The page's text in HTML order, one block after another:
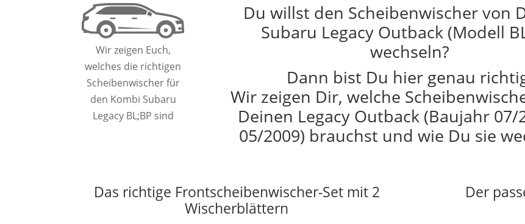
Wir zeigen Euch,
welches die richtigen
Scheibenwischer für
den Kombi Subaru
Legacy BL;BP sind
Du willst den Scheibenwischer von
Subaru Legacy Outback (Modell
wechseln?
Dann bist Du hier genau
Wir zeigen Dir, welche
Deinen Legacy Outback (Baujahr 07/
05/2009) brauchst und wie Du sie
Das richtige Frontscheibenwischer-Set mit 2
Wischerblättern
Der